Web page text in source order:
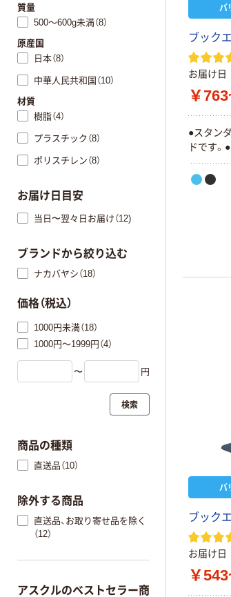
バ
ブック
お届け日
￥
●スタン
ドです。
バ
ブック
お届け日
￥
質量
500～600g未満（8）
原産国
日本（8）
中華人民共和国（10）
材質
樹脂（4）
プラスチック（8）
ポリスチレン（8）
お届け日目安
当日〜翌々日お届け（12)
ブランドから絞り込む
ナカバヤシ（18）
価格（税込）
1000円未満（18）
1000円～1999円（4）
〜 円
検索
商品の種類
直送品（10）
除外する商品
直送品、お取り寄せ品を除く
（12）
アスクルのベストセラー商